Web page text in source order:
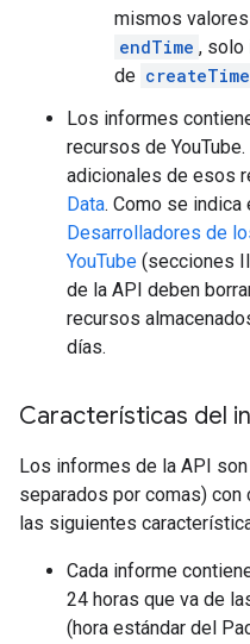
mismos
endTime , solo
de createTime
Los informes
recursos de
adicionales de esos
Data. Como se indica
Desarrolladores de
YouTube (secciones
de la API deben
recursos
días.
Características del
Los informes de la API
separados por comas)
las siguientes
Cada informe
24 horas que va de
(hora estándar del